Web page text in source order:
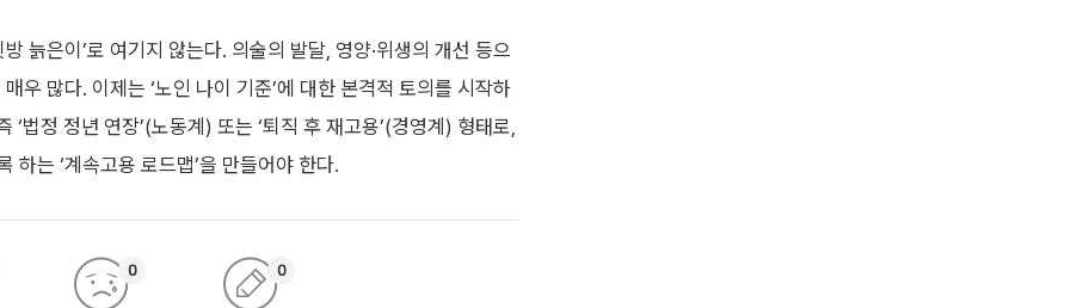
늙은이’로 여기지 않는다. 의술의 발달, 영양·위생의 개선 등으
우 많다. 이제는 ‘노인 나이 기준’에 대한 본격적 토의를 시작하
‘법정 정년 연장’(노동계) 또는 ‘퇴직 후 재고용’(경영계) 형태로,
하는 ‘계속고용 로드맵’을 만들어야 한다.
0 0